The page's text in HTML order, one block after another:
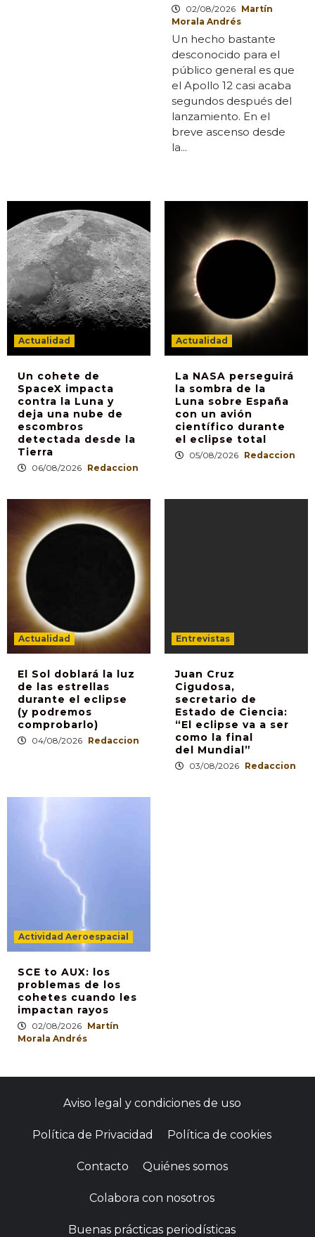
02/08/2026 Martín
Morala Andrés
Un hecho bastante
desconocido para el
público general es que
el Apollo 12 casi acaba
segundos después del
lanzamiento. En el
breve ascenso desde
la...
Actualidad
Un cohete de
SpaceX impacta
contra la Luna y
deja una nube de
escombros
detectada desde la
Tierra
06/08/2026 Redaccion
Actualidad
La NASA perseguirá
la sombra de la
Luna sobre España
con un avión
científico durante
el eclipse total
05/08/2026 Redaccion
Actualidad
El Sol doblará la luz
de las estrellas
durante el eclipse
(y podremos
comprobarlo)
04/08/2026 Redaccion
Entrevistas
Juan Cruz
Cigudosa,
secretario de
Estado de Ciencia:
“El eclipse va a ser
como la final
del Mundial”
03/08/2026 Redaccion
Actividad Aeroespacial
SCE to AUX: los
problemas de los
cohetes cuando les
impactan rayos
02/08/2026 Martín
Morala Andrés
Aviso legal y condiciones de uso
Política de Privacidad Política de cookies
Contacto Quiénes somos
Colabora con nosotros
Buenas prácticas periodísticas